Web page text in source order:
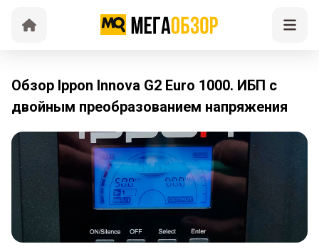
Обзор Ippon Innova G2 Euro 1000. ИБП с
двойным преобразованием напряжения